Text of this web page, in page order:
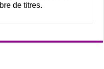
de titres.